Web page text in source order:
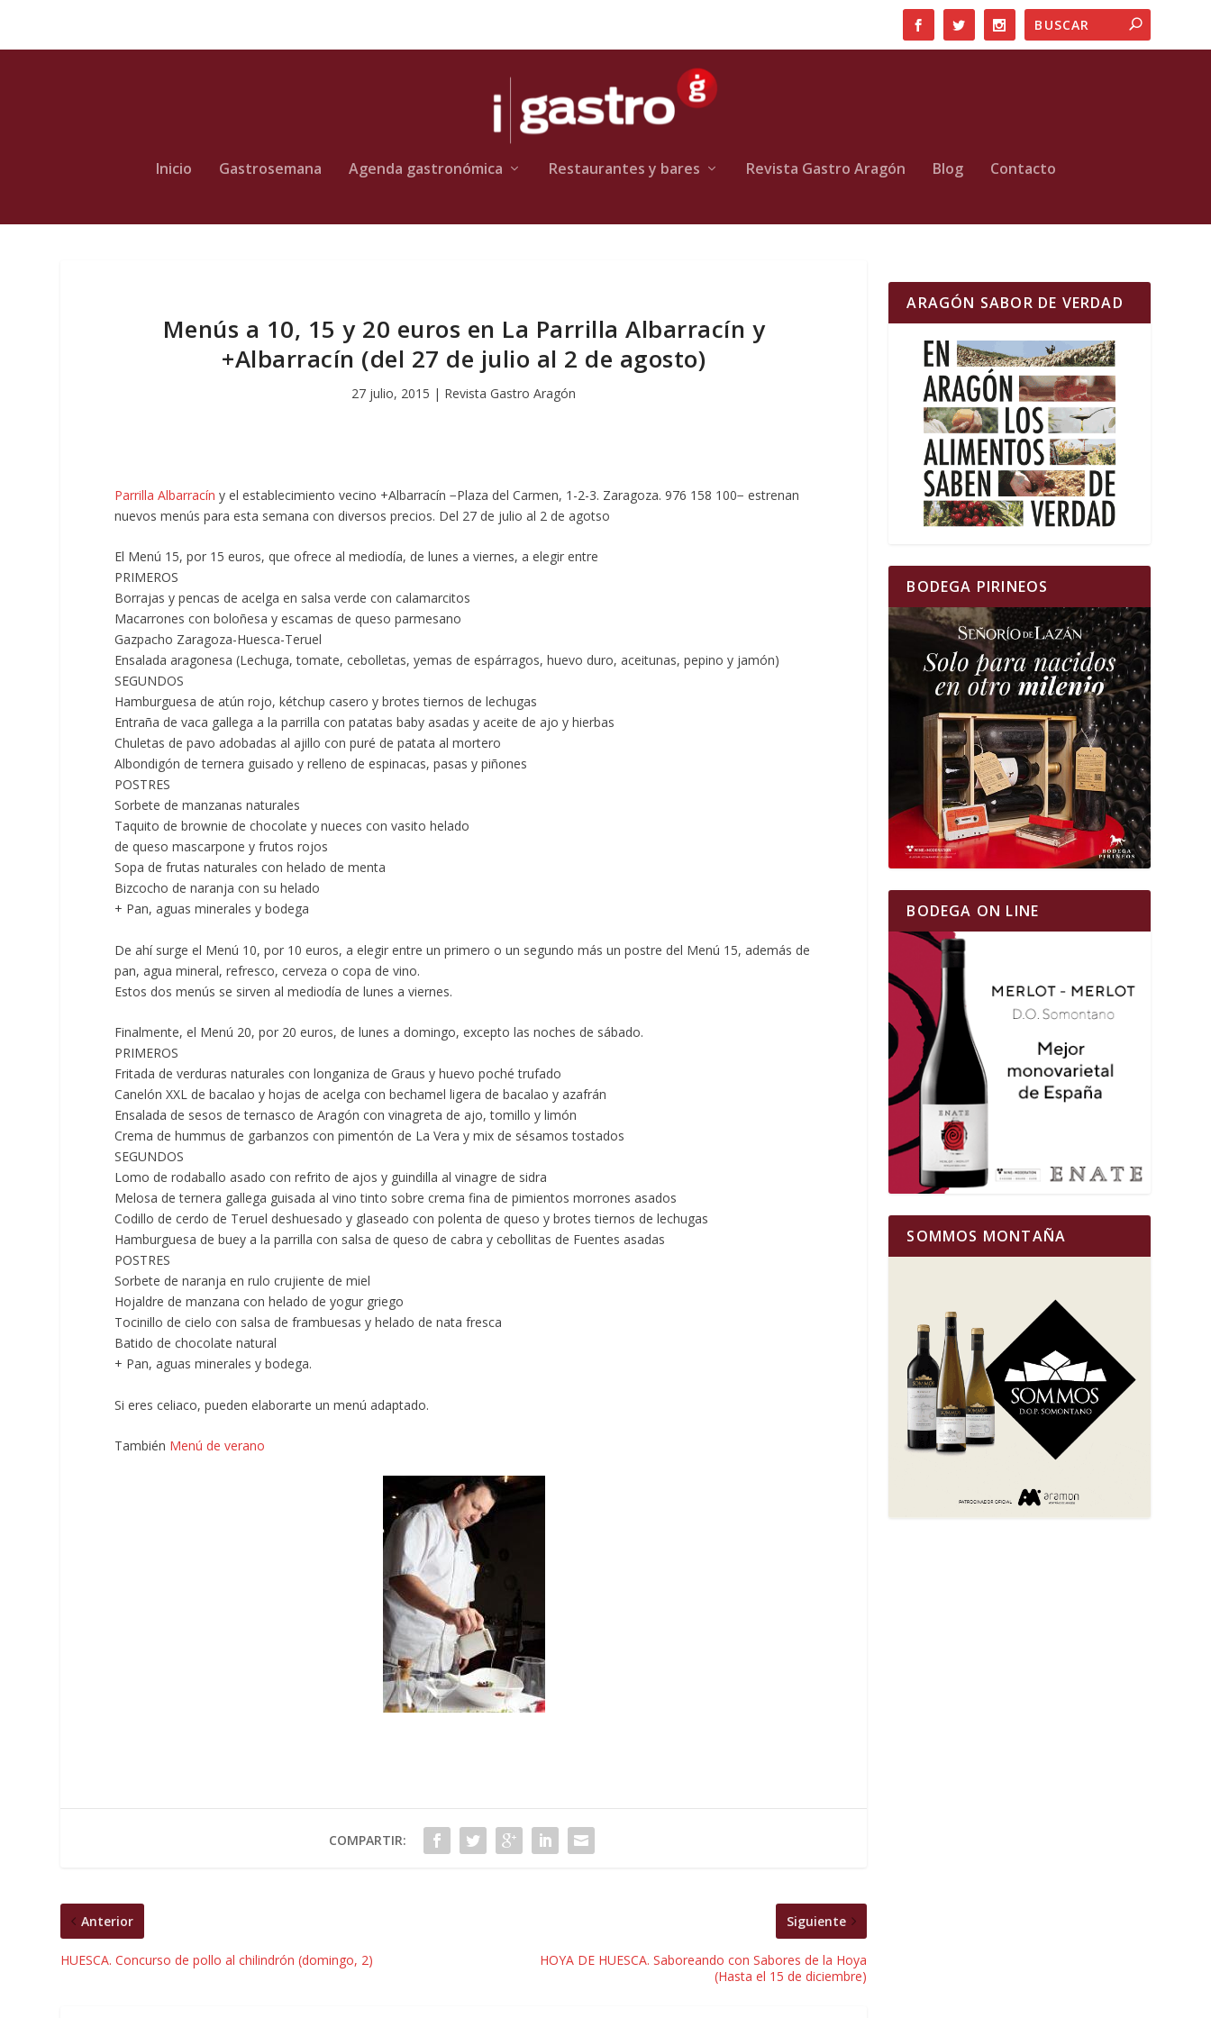
Inicio Gastrosemana Agenda gastronómica Restaurantes y bares Revista Gastro Aragón Blog Contacto
Menús a 10, 15 y 20 euros en La Parrilla Albarracín y
+Albarracín (del 27 de julio al 2 de agosto)
27 julio, 2015 | Revista Gastro Aragón
Parrilla Albarracín y el establecimiento vecino +Albarracín −Plaza del Carmen, 1-2-3. Zaragoza. 976 158 100− estrenan
nuevos menús para esta semana con diversos precios. Del 27 de julio al 2 de agotso
El Menú 15, por 15 euros, que ofrece al mediodía, de lunes a viernes, a elegir entre
PRIMEROS
Borrajas y pencas de acelga en salsa verde con calamarcitos
Macarrones con boloñesa y escamas de queso parmesano
Gazpacho Zaragoza-Huesca-Teruel
Ensalada aragonesa (Lechuga, tomate, cebolletas, yemas de espárragos, huevo duro, aceitunas, pepino y jamón)
SEGUNDOS
Hamburguesa de atún rojo, kétchup casero y brotes tiernos de lechugas
Entraña de vaca gallega a la parrilla con patatas baby asadas y aceite de ajo y hierbas
Chuletas de pavo adobadas al ajillo con puré de patata al mortero
Albondigón de ternera guisado y relleno de espinacas, pasas y piñones
POSTRES
Sorbete de manzanas naturales
Taquito de brownie de chocolate y nueces con vasito helado
de queso mascarpone y frutos rojos
Sopa de frutas naturales con helado de menta
Bizcocho de naranja con su helado
+ Pan, aguas minerales y bodega
De ahí surge el Menú 10, por 10 euros, a elegir entre un primero o un segundo más un postre del Menú 15, además de
pan, agua mineral, refresco, cerveza o copa de vino.
Estos dos menús se sirven al mediodía de lunes a viernes.
Finalmente, el Menú 20, por 20 euros, de lunes a domingo, excepto las noches de sábado.
PRIMEROS
Fritada de verduras naturales con longaniza de Graus y huevo poché trufado
Canelón XXL de bacalao y hojas de acelga con bechamel ligera de bacalao y azafrán
Ensalada de sesos de ternasco de Aragón con vinagreta de ajo, tomillo y limón
Crema de hummus de garbanzos con pimentón de La Vera y mix de sésamos tostados
SEGUNDOS
Lomo de rodaballo asado con refrito de ajos y guindilla al vinagre de sidra
Melosa de ternera gallega guisada al vino tinto sobre crema fina de pimientos morrones asados
Codillo de cerdo de Teruel deshuesado y glaseado con polenta de queso y brotes tiernos de lechugas
Hamburguesa de buey a la parrilla con salsa de queso de cabra y cebollitas de Fuentes asadas
POSTRES
Sorbete de naranja en rulo crujiente de miel
Hojaldre de manzana con helado de yogur griego
Tocinillo de cielo con salsa de frambuesas y helado de nata fresca
Batido de chocolate natural
+ Pan, aguas minerales y bodega.
Si eres celiaco, pueden elaborarte un menú adaptado.
También Menú de verano
COMPARTIR:
Anterior
HUESCA. Concurso de pollo al chilindrón (domingo, 2)
Siguiente
HOYA DE HUESCA. Saboreando con Sabores de la Hoya
(Hasta el 15 de diciembre)
ARAGÓN SABOR DE VERDAD
BODEGA PIRINEOS
BODEGA ON LINE
SOMMOS MONTAÑA